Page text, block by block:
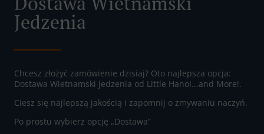
Jedzenia
Chcesz złożyć zamówienie dzisiaj? Oto najlepsza opcja:
Dostawa Wietnamski jedzenia od Little Hanoi...and More!.
Ciesz się najlepszą jakością i zapomnij o zmywaniu naczyń.
Po prostu wybierz opcję „Dostawa”